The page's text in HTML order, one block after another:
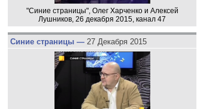
"Синие страницы", Олег Харченко и Алексей
Лушников, 26 декабря 2015, канал 47
Синие страницы — 27 Декабря 2015